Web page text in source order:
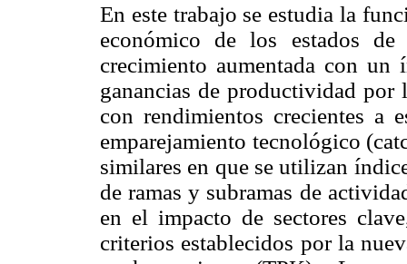
En este trabajo se estudia la
económico de los estados
crecimiento aumentada con un
ganancias de productividad por
con rendimientos crecientes a
emparejamiento tecnológico
similares en que se utilizan
de ramas y subramas de
en el impacto de sectores
criterios establecidos por la